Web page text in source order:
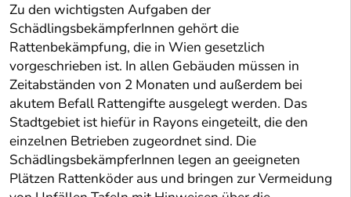
Zu den wichtigsten Aufgaben der
SchädlingsbekämpferInnen gehört die
Rattenbekämpfung, die in Wien gesetzlich
vorgeschrieben ist. In allen Gebäuden müssen in
Zeitabständen von 2 Monaten und außerdem bei
akutem Befall Rattengifte ausgelegt werden. Das
Stadtgebiet ist hiefür in Rayons eingeteilt, die den
einzelnen Betrieben zugeordnet sind. Die
SchädlingsbekämpferInnen legen an geeigneten
Plätzen Rattenköder aus und bringen zur Vermeidung